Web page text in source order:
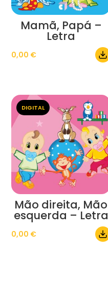
Mamã, Papá –
Letra
0,00 €
DIGITAL
Mão direita, Mão
esquerda – Letra
0,00 €